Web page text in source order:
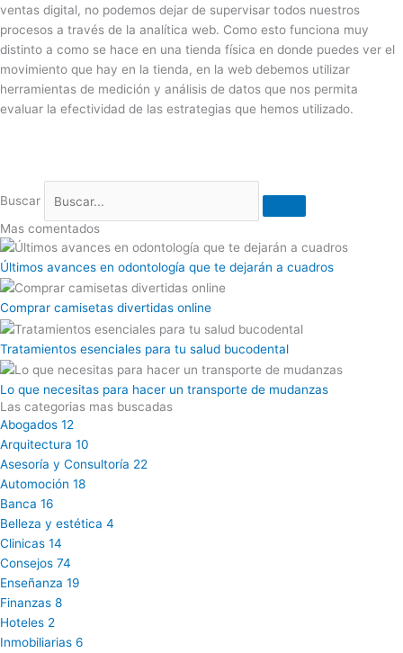
ventas digital, no podemos dejar de supervisar todos nuestros
procesos a través de la analítica web. Como esto funciona muy
distinto a como se hace en una tienda física en donde puedes ver el
movimiento que hay en la tienda, en la web debemos utilizar
herramientas de medición y análisis de datos que nos permita
evaluar la efectividad de las estrategias que hemos utilizado.
Buscar
Mas comentados
Últimos avances en odontología que te dejarán a cuadros
Comprar camisetas divertidas online
Tratamientos esenciales para tu salud bucodental
Lo que necesitas para hacer un transporte de mudanzas
Las categorias mas buscadas
Abogados 12
Arquitectura 10
Asesoría y Consultoría 22
Automoción 18
Banca 16
Belleza y estética 4
Clinicas 14
Consejos 74
Enseñanza 19
Finanzas 8
Hoteles 2
Inmobiliarias 6